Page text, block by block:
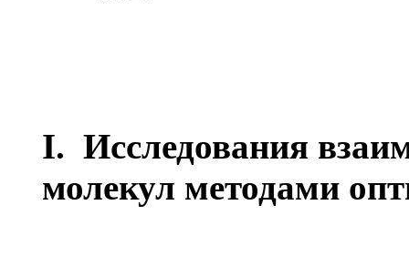
I. Исследования
молекул методами